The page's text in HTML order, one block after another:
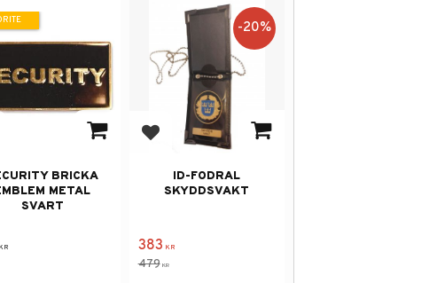
to favorites
BRICKA
METAL
SVART
KR
Add to favorites
ID-FODRAL
SKYDDSVAKT
383 KR
479KR
20%